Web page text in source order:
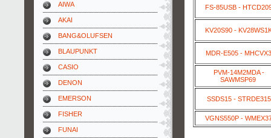
AIWA
AKAI
BANG&OLUFSEN
BLAUPUNKT
CASIO
DENON
EMERSON
FISHER
FUNAI
FS-85USB -
KV20S90 -
MDR-E505 - MHCVX3
PVM-14M2MDA -
SAWMSP69
SSDS15 - STRDE315
VGNS550P -